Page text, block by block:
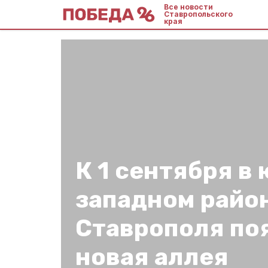
Все новости
Ставропольского
края
К 1 сентября в
западном
Ставрополя
новая аллея